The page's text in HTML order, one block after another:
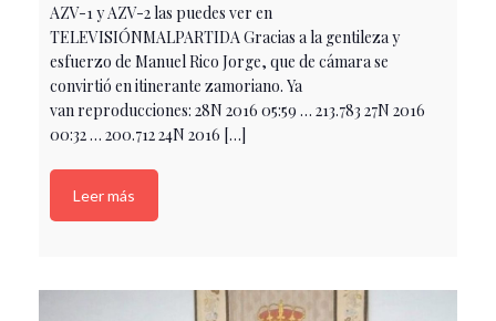
AZV-1 y AZV-2 las puedes ver en
TELEVISIÓNMALPARTIDA Gracias a la gentileza y
esfuerzo de Manuel Rico Jorge, que de cámara se
convirtió en itinerante zamoriano. Ya
van reproducciones: 28N 2016 05:59 … 213.783 27N 2016
00:32 … 200.712 24N 2016 […]
Leer más